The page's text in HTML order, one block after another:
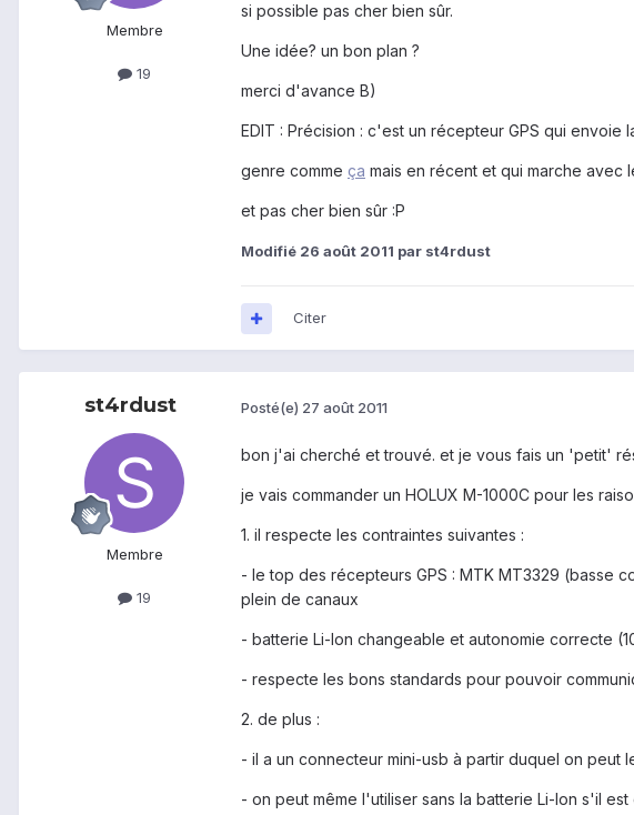
Membre
19
si possible pas cher bien sûr.
Une idée? un bon plan ?
merci d'avance B)
EDIT : Précision : c'est un récepteur GPS qui envoie
genre comme ça mais en récent et qui marche avec
et pas cher bien sûr :P
Modifié 26 août 2011 par st4rdust
Citer
st4rdust
Membre
19
Posté(e) 27 août 2011
bon j'ai cherché et trouvé. et je vous fais un 'petit'
je vais commander un HOLUX M-1000C pour les
1. il respecte les contraintes suivantes :
- le top des récepteurs GPS : MTK MT3329 (basse
plein de canaux
- batterie Li-Ion changeable et autonomie correcte
- respecte les bons standards pour pouvoir
2. de plus :
- il a un connecteur mini-usb à partir duquel on
- on peut même l'utiliser sans la batterie Li-Ion s'il